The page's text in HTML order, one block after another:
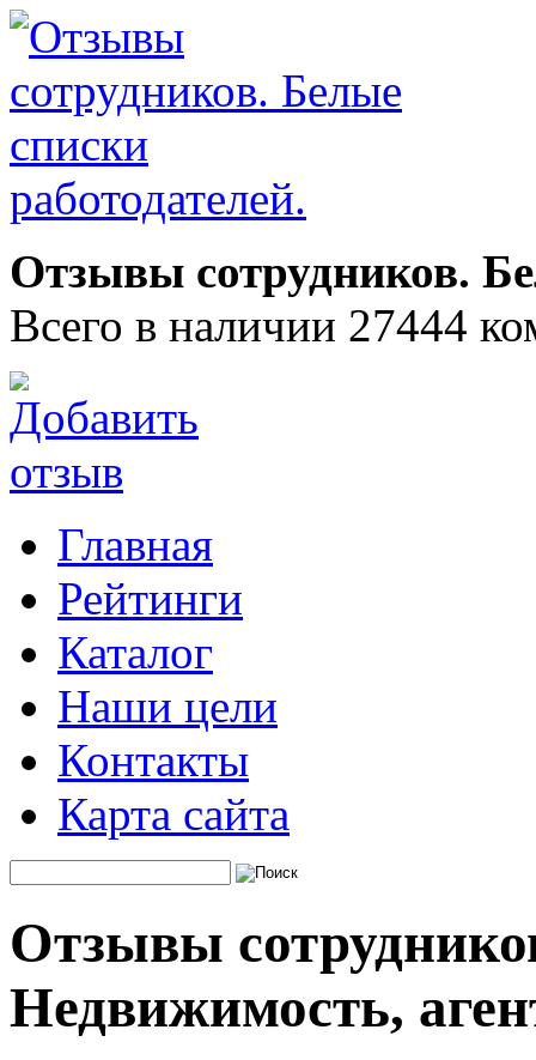
Отзывы сотрудников.
Всего в наличии 27444
Главная
Рейтинги
Каталог
Наши цели
Контакты
Карта сайта
Отзывы
Недвижимость,